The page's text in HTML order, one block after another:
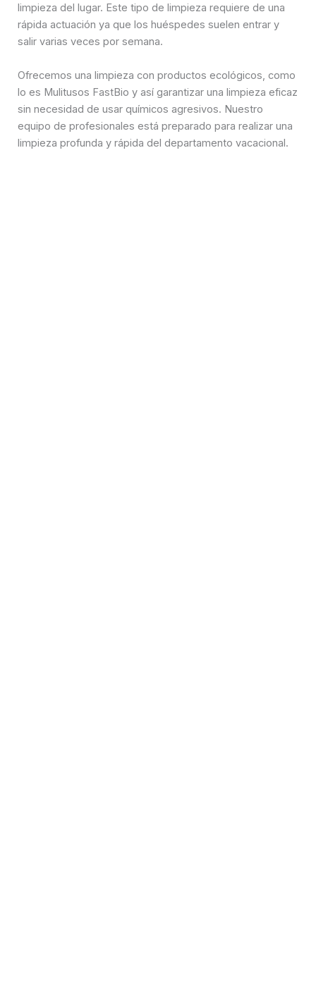
limpieza del lugar. Este tipo de limpieza requiere de una
rápida actuación ya que los huéspedes suelen entrar y
salir varias veces por semana.
Ofrecemos una limpieza con productos ecológicos, como
lo es Mulitusos FastBio y así garantizar una limpieza eficaz
sin necesidad de usar químicos agresivos. Nuestro
equipo de profesionales está preparado para realizar una
limpieza profunda y rápida del departamento vacacional.